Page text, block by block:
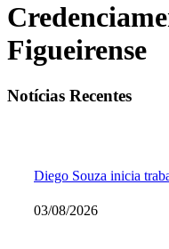
Figueirense
Notícias Recentes
Diego Souza inicia
03/08/2026